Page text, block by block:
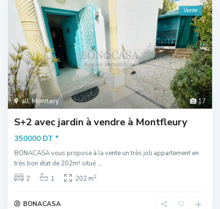
17
all,Monflery
Vente
S+2 avec jardin à vendre à Montfleury
350000 DT *
BONACASA vous propose à la vente un très joli appartement en
très bon état de 202m² situé...
2
1 202 m2
BONACASA